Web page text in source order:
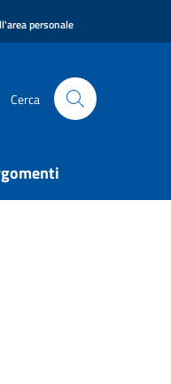
personale
Cerca